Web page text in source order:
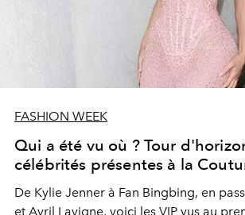
FASHION WEEK
Qui a été vu où ? Tour
célébrités présentes à la
De Kylie Jenner à Fan Bingbing, en
et Avril Lavigne, voici les VIP vus au